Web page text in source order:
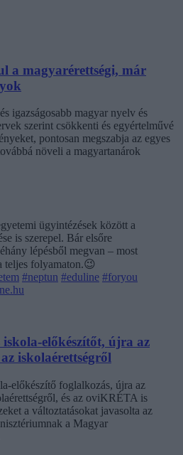
a magyarérettségi, már
igazságosabb magyar nyelv és
szerint csökkenti és egyértelművé
pontosan megszabja az egyes
növeli a magyartanárok
ügyintézések között a
is szerepel. Bár elsőre
lépésből megvan – most
teljes folyamaton.😉
#neptun #eduline #foryou
előkészítőt, újra az
iskolaérettségről
előkészítő foglalkozás, újra az
és az oviKRÉTA is
a változtatásokat javasolta az
a Magyar